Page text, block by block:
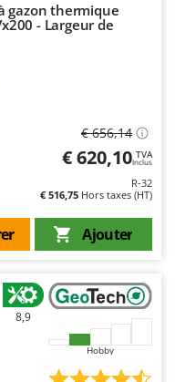
gazon thermique
- Largeur de
€ 656,14
€ 620,10 TVA
Inclus
R-32
€ 516,75 Hors taxes (HT)
Ajouter
8,9
Hobby